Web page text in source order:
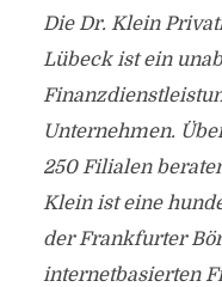
Die Dr. Klein
Lübeck ist ein
Unternehmen.
250 Filialen
Klein ist eine
der Frankfurter
internetbasierten